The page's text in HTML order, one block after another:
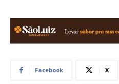
Facebook X